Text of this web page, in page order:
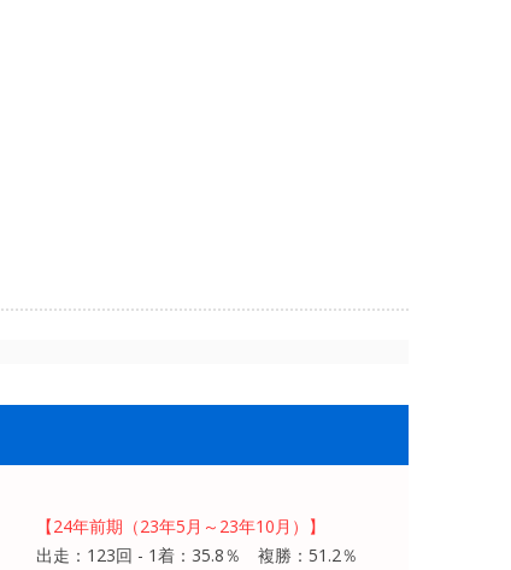
【24年前期（23年5月～23年10月）】
出走：123回 - 1着：35.8％ 複勝：51.2％